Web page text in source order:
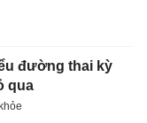
đường thai kỳ
qua